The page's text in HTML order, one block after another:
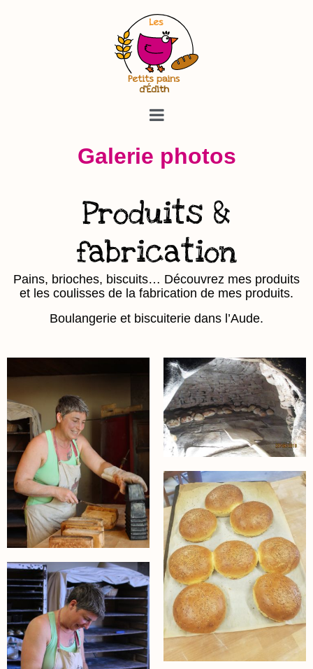
Galerie photos
Produits &
fabrication
Pains, brioches, biscuits… Découvrez mes produits
et les coulisses de la fabrication de mes produits.
Boulangerie et biscuiterie dans l’Aude.